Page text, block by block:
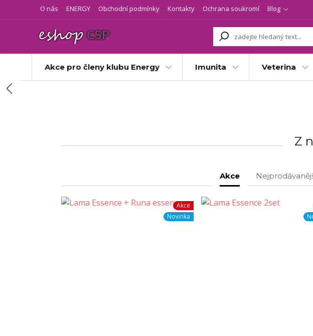
O nás ENERGY Obchodní podmínky Kontakty Ochrana soukromí Blog
Akce pro členy klubu Energy Imunita Veterina
Z
Akce
Akce
Novinka